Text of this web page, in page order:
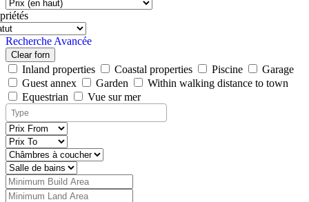
Recherche Avancée
Clear forn
Inland properties Coastal properties Piscine
Garage
Guest annex
Garden
Within walking distance to town
Equestrian
Vue sur mer